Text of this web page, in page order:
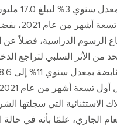
سنوي 3% ليبلغ 17.0
تسعة أشهر من عام 2021،
الرسوم الدراسية، فضلاً
من الأثر السلبي لتراجع
بمعدل سنوي 11% إلى
أول تسعة أشهر من عام 2021
الاستثنائية التي سجلتها
الجاري، علمًا بأنه في حالة